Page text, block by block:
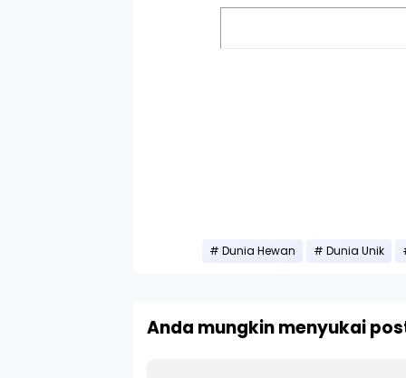
Dunia Hewan Dunia Unik
Anda mungkin menyukai